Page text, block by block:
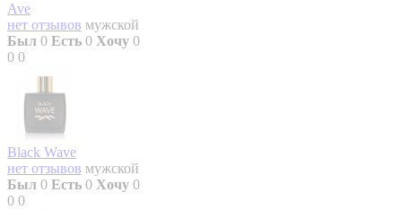
Ave
нет отзывов мужской
Был 0 Есть 0 Хочу 0
0 0
Black Wave
нет отзывов мужской
Был 0 Есть 0 Хочу 0
0 0